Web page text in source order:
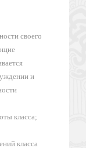
своего
и
класса;
класса